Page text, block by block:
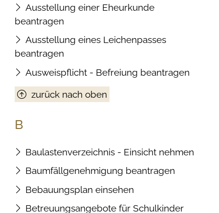
Ausstellung einer Eheurkunde
beantragen
Ausstellung eines Leichenpasses
beantragen
Ausweispflicht - Befreiung beantragen
zurück nach oben
B
Baulastenverzeichnis - Einsicht nehmen
Baumfällgenehmigung beantragen
Bebauungsplan einsehen
Betreuungsangebote für Schulkinder